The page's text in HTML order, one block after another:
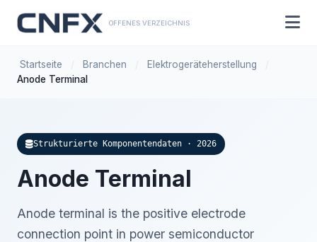
OFFENES VERZEICHNIS
Startseite Branchen Elektrogeräteherstellung
Anode Terminal
Strukturierte Komponentendaten · 2026
Anode Terminal
Anode terminal is the positive electrode
connection point in power semiconductor